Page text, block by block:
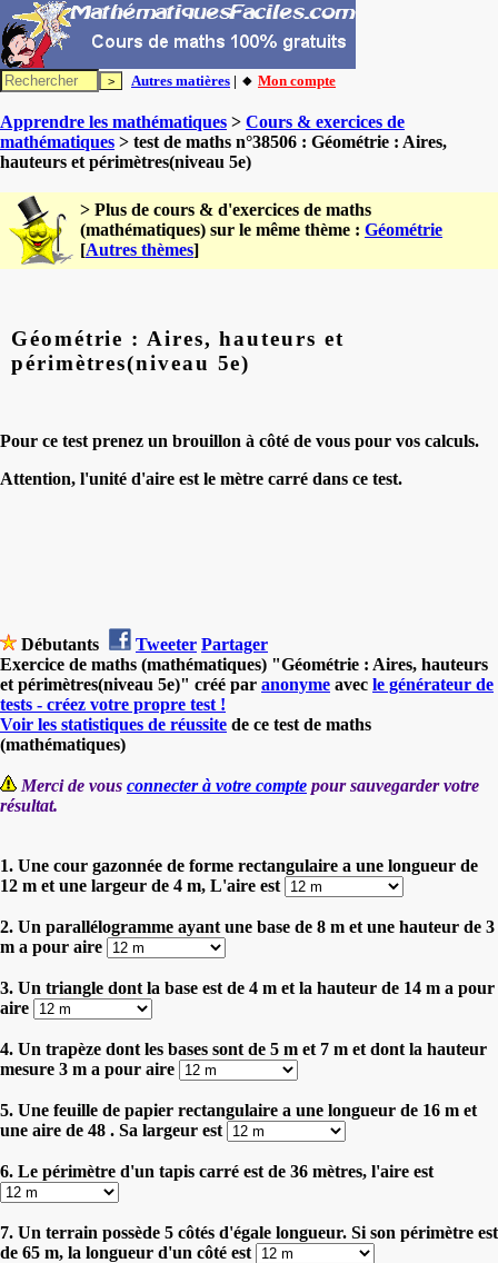
Autres matières | 🔸 Mon compte
Apprendre les mathématiques > Cours & exercices de
mathématiques > test de maths n°38506 : Géométrie : Aires,
hauteurs et périmètres(niveau 5e)
> Plus de cours & d'exercices de maths
(mathématiques) sur le même thème : Géométrie
[Autres thèmes]
Géométrie : Aires, hauteurs et
périmètres(niveau 5e)
Pour ce test prenez un brouillon à côté de vous pour vos calculs.
Attention, l'unité d'aire est le mètre carré dans ce test.
Débutants Tweeter Partager
Exercice de maths (mathématiques) "Géométrie : Aires, hauteurs
et périmètres(niveau 5e)" créé par anonyme avec le générateur de
tests - créez votre propre test !
Voir les statistiques de réussite de ce test de maths
(mathématiques)
Merci de vous connecter à votre compte pour sauvegarder votre
résultat.
1. Une cour gazonnée de forme rectangulaire a une longueur de
12 m et une largeur de 4 m, L'aire est
2. Un parallélogramme ayant une base de 8 m et une hauteur de 3
m a pour aire
3. Un triangle dont la base est de 4 m et la hauteur de 14 m a pour
aire
4. Un trapèze dont les bases sont de 5 m et 7 m et dont la hauteur
mesure 3 m a pour aire
5. Une feuille de papier rectangulaire a une longueur de 16 m et
une aire de 48 . Sa largeur est
6. Le périmètre d'un tapis carré est de 36 mètres, l'aire est
7. Un terrain possède 5 côtés d'égale longueur. Si son périmètre est
de 65 m, la longueur d'un côté est